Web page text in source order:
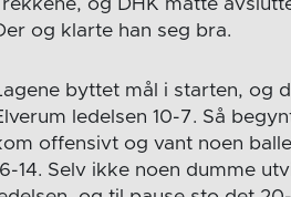
rekkene, og DHK måtte
og klarte han seg bra.
byttet mål i starten, og
ledelsen 10-7. Så
offensivt og vant noen
14. Selv ikke noen dumme